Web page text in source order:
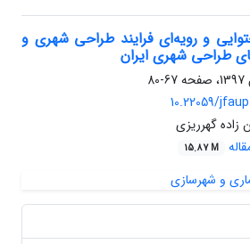
و رویه‌ای فرایند طراحی شهری و
طراحی شهری ایران
67-80
10.22059/
زاده گهرریزی
15.87 M